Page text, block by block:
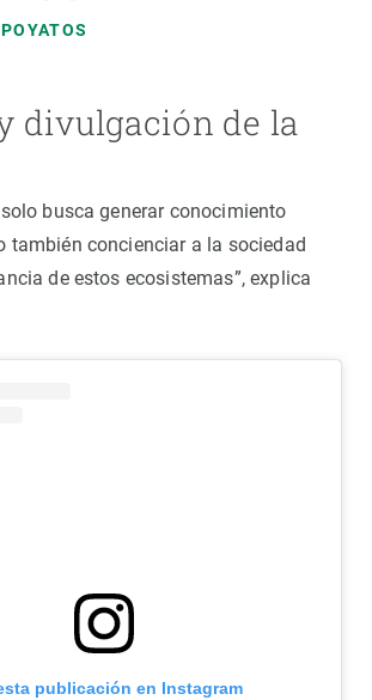
divulgación de la
busca generar conocimiento
también concienciar a la sociedad
de estos ecosistemas”, explica
publicación en Instagram